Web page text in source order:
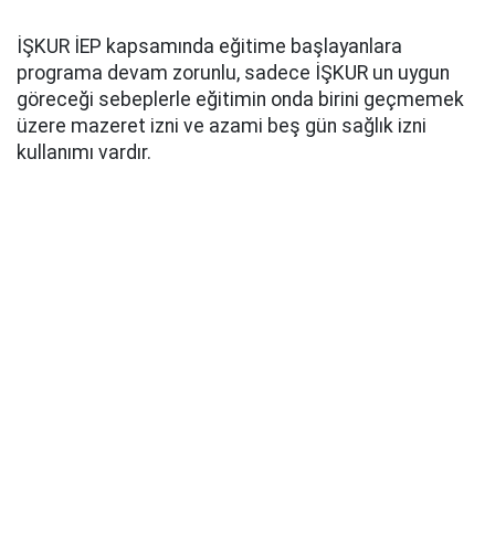
İŞKUR İEP kapsamında eğitime başlayanlara
programa devam zorunlu, sadece İŞKUR un uygun
göreceği sebeplerle eğitimin onda birini geçmemek
üzere mazeret izni ve azami beş gün sağlık izni
kullanımı vardır.